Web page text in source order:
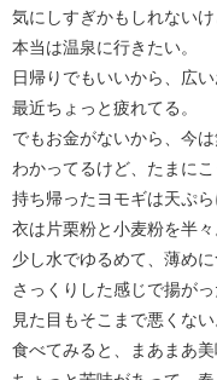
気にしすぎかもしれない
本当は温泉に行きたい。
日帰りでもいいから、広
最近ちょっと疲れてる。
でもお金がないから、今は
わかってるけど、たまにこ
持ち帰ったヨモギは天ぷら
衣は片栗粉と小麦粉を半々
少し水でゆるめて、薄めに
さっくりした感じで揚がっ
見た目もそこまで悪くない
食べてみると、まあまあ美